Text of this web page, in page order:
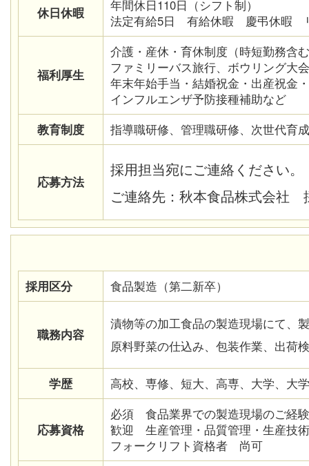
休日休暇
年間休日110日（シフト制）
法定有給5日 有給休暇 慶弔休暇
福利厚生
介護・産休・育休制度（時短勤務含
ファミリーバス旅行、ボウリング大会
年末年始手当・結婚祝金・出産祝金
インフルエンザ予防接種補助など
教育制度
指導職研修、管理職研修、次世代育
応募方法
採用担当宛にご連絡ください。
ご連絡先：秋本食品株式会社
採用区分 食品製造（第二新卒）
職務内容
漬物等の加工食品の製造現場にて、
原料野菜の仕込み、包装作業、出荷
学歴 高校、専修、短大、高専、大学、大
応募資格
必須 食品業界での製造現場のご経験
歓迎 生産管理・品質管理・生産技
フォークリフト資格者 尚可